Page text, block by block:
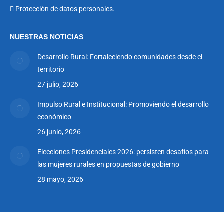
in
in
Protección de datos personales.
NUESTRAS NOTICIAS
Desarrollo Rural: Fortaleciendo comunidades desde el
territorio
27 julio, 2026
Impulso Rural e Institucional: Promoviendo el desarrollo
económico
26 junio, 2026
Elecciones Presidenciales 2026: persisten desafíos para
las mujeres rurales en propuestas de gobierno
28 mayo, 2026